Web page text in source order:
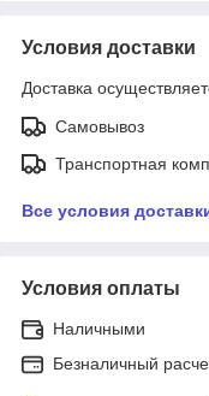
Условия доставки
Доставка
Самовывоз
Транспортная
Все условия
Условия оплаты
Наличными
Безналичный